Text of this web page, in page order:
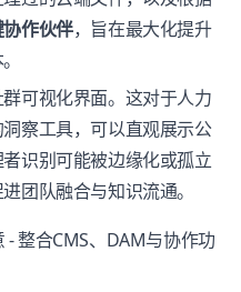
作伙伴，旨在最大化提升
可视化界面。这对于人力
察工具，可以直观展示公
识别可能被边缘化或孤立
团队融合与知识流通。